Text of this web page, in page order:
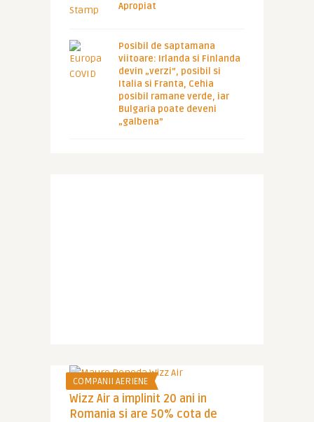
Apropiat
Posibil de saptamana
viitoare: Irlanda si Finlanda
devin „verzi”, posibil si
Italia si Franta, Cehia
posibil ramane verde, iar
Bulgaria poate deveni
„galbena”
COMPANII AERIENE
Wizz Air a implinit 20 ani in
Romania si are 50% cota de